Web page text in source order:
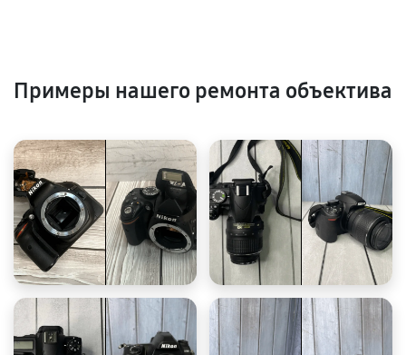
Примеры нашего ремонта объектива